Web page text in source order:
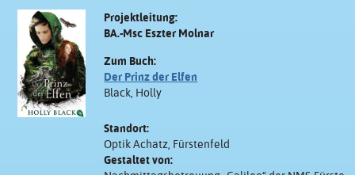
Projektleitung:
BA.-Msc Eszter Molnar
Zum Buch:
Der Prinz der Elfen
Black, Holly
Standort:
Optik Achatz, Fürstenfeld
Gestaltet von: